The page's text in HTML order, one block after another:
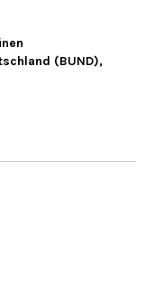
(BUND),